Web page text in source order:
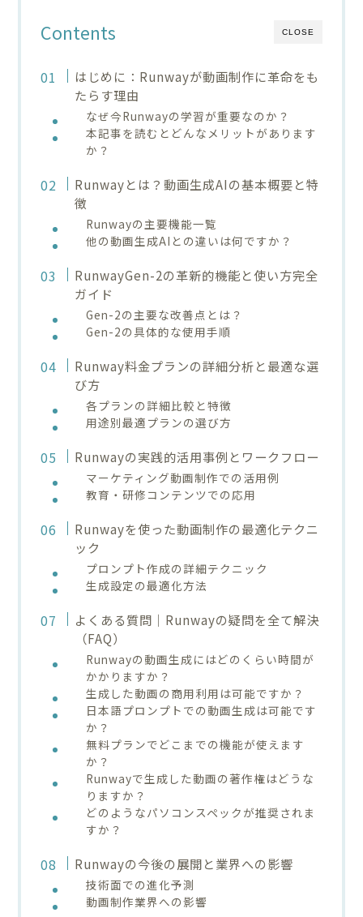
CLOSE
Contents
はじめに：Runwayが動画制作に革命をも
たらす理由
なぜ今Runwayの学習が重要なのか？
本記事を読むとどんなメリットがあります
か？
Runwayとは？動画生成AIの基本概要と特
徴
Runwayの主要機能一覧
他の動画生成AIとの違いは何ですか？
RunwayGen-2の革新的機能と使い方完全
ガイド
Gen-2の主要な改善点とは？
Gen-2の具体的な使用手順
Runway料金プランの詳細分析と最適な選
び方
各プランの詳細比較と特徴
用途別最適プランの選び方
Runwayの実践的活用事例とワークフロー
マーケティング動画制作での活用例
教育・研修コンテンツでの応用
Runwayを使った動画制作の最適化テクニ
ック
プロンプト作成の詳細テクニック
生成設定の最適化方法
よくある質問｜Runwayの疑問を全て解決
（FAQ）
Runwayの動画生成にはどのくらい時間が
かかりますか？
生成した動画の商用利用は可能ですか？
日本語プロンプトでの動画生成は可能です
か？
無料プランでどこまでの機能が使えます
か？
Runwayで生成した動画の著作権はどうな
りますか？
どのようなパソコンスペックが推奨されま
すか？
Runwayの今後の展開と業界への影響
技術面での進化予測
動画制作業界への影響